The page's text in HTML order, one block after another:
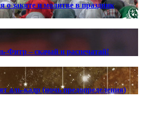
о закяте и молитве в праздник
– скачай и распечатай!
аль-кадр (ночь предопределения)